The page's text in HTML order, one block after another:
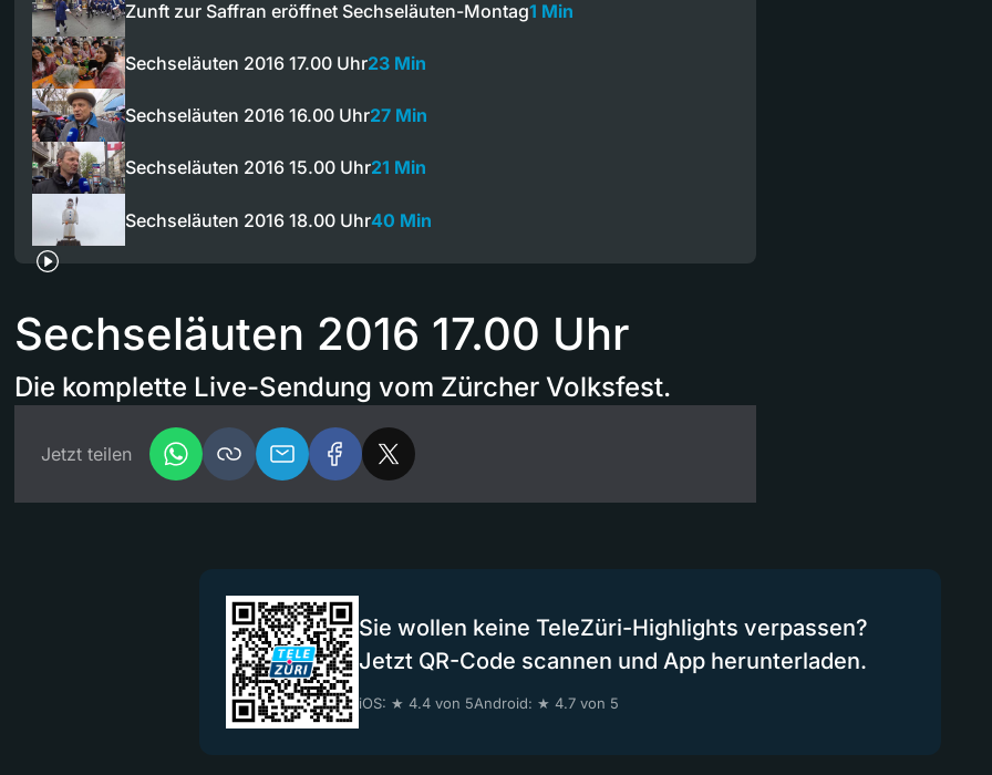
Zunft zur Saffran eröffnet Sechseläuten-Montag1 Min
Sechseläuten 2016 17.00 Uhr23 Min
Sechseläuten 2016 16.00 Uhr27 Min
Sechseläuten 2016 15.00 Uhr21 Min
Sechseläuten 2016 18.00 Uhr40 Min
Sechseläuten 2016 17.00 Uhr
Die komplette Live-Sendung vom Zürcher Volksfest.
Jetzt teilen
Sie wollen keine TeleZüri-Highlights verpassen?
Jetzt QR-Code scannen und App herunterladen.
iOS: ★ 4.4 von 5Android: ★ 4.7 von 5